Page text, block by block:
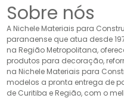
Sobre nós
A Nichele Materiais para
paranaense que atua desde
na Região Metropolitana,
produtos para decoração,
na Nichele Materiais para
modelos a pronta entrega de
de Curitiba e Região, com o